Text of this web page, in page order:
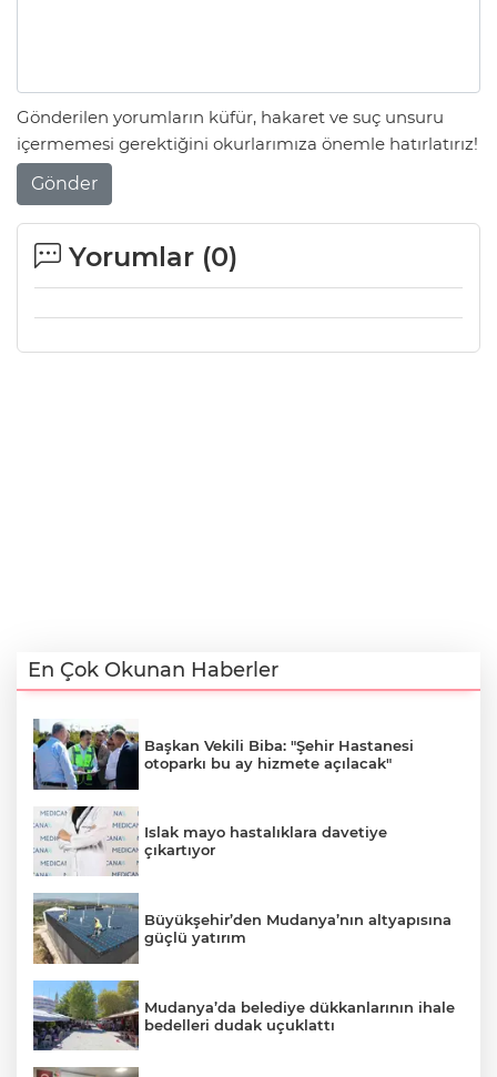
Gönderilen yorumların küfür, hakaret ve suç unsuru
içermemesi gerektiğini okurlarımıza önemle hatırlatırız!
Gönder
Yorumlar (0)
En Çok Okunan Haberler
Başkan Vekili Biba: "Şehir Hastanesi
otoparkı bu ay hizmete açılacak"
Islak mayo hastalıklara davetiye
çıkartıyor
Büyükşehir’den Mudanya’nın altyapısına
güçlü yatırım
Mudanya’da belediye dükkanlarının ihale
bedelleri dudak uçuklattı